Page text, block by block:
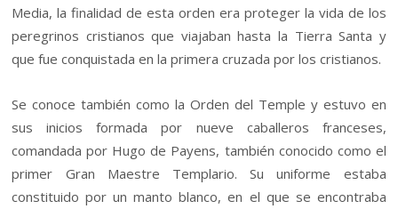
Media, la finalidad de esta orden era proteger la vida de los
peregrinos cristianos que viajaban hasta la Tierra Santa y
que fue conquistada en la primera cruzada por los cristianos.
Se conoce también como la Orden del Temple y estuvo en
sus inicios formada por nueve caballeros franceses,
comandada por Hugo de Payens, también conocido como el
primer Gran Maestre Templario. Su uniforme estaba
constituido por un manto blanco, en el que se encontraba